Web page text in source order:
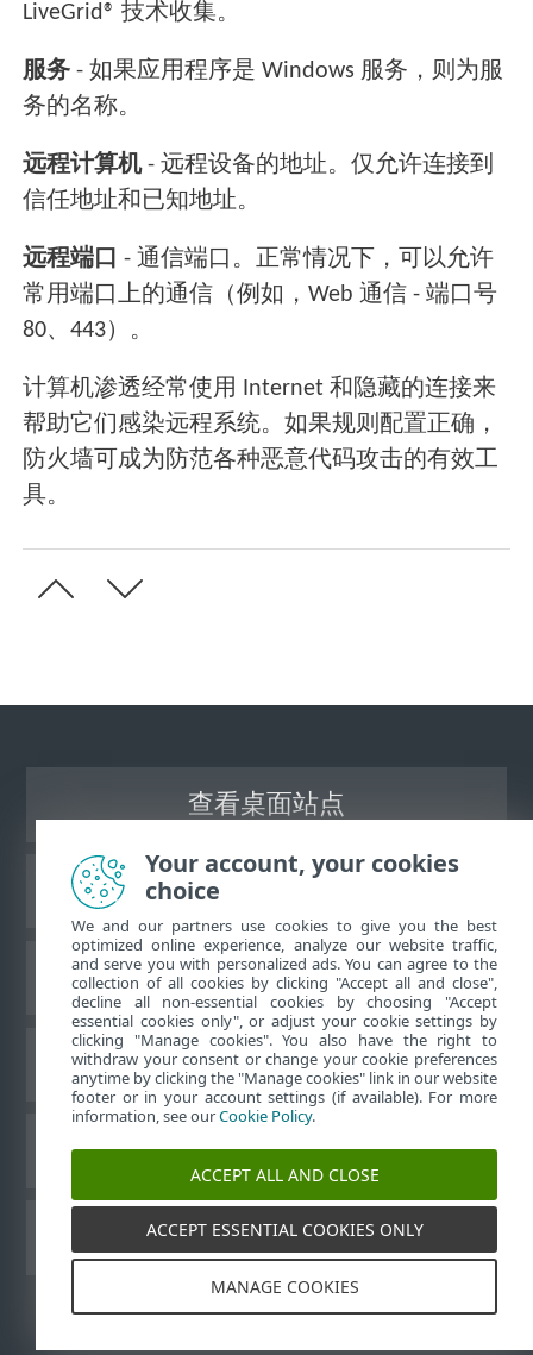
LiveGrid® 技术收集。
服务 - 如果应用程序是 Windows 服务，则为服
务的名称。
远程计算机- 远程设备的地址。仅允许连接到
信任地址和已知地址。
远程端口 - 通信端口。正常情况下，可以允许
常用端口上的通信（例如，Web 通信 - 端口号
80、443）。
计算机渗透经常使用 Internet 和隐藏的连接来
帮助它们感染远程系统。如果规则配置正确，
防火墙可成为防范各种恶意代码攻击的有效工
具。
查看桌面站点
ESET 知识库
ESET 论坛
区域支持
管理 Cookie
其他 ESET 产品
©1992-2026ESET, spol. s r.o. - 保留所有权利。
Your account, your cookies
choice
We and our partners use cookies to give you the best
optimized online experience, analyze our website traffic,
and serve you with personalized ads. You can agree to the
collection of all cookies by clicking "Accept all and close",
decline all non-essential cookies by choosing "Accept
essential cookies only", or adjust your cookie settings by
clicking "Manage cookies". You also have the right to
withdraw your consent or change your cookie preferences
anytime by clicking the "Manage cookies" link in our website
footer or in your account settings (if available). For more
information, see ourCookie Policy.
ACCEPT ALL AND CLOSE
ACCEPT ESSENTIAL COOKIES ONLY
MANAGE COOKIES